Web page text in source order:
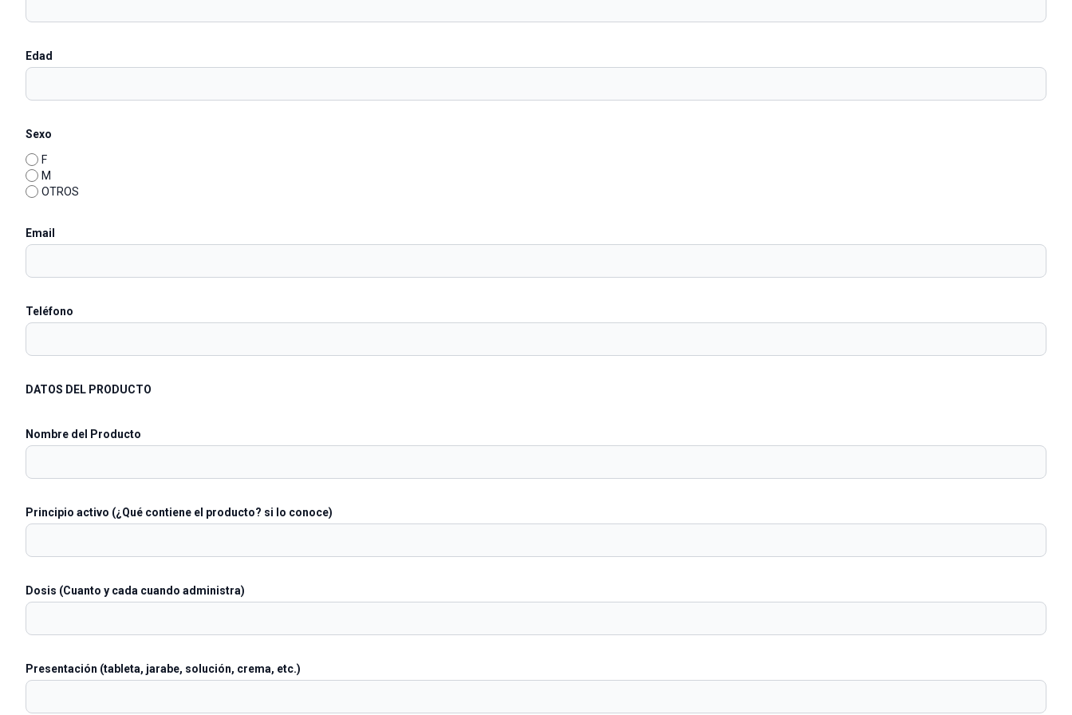
Edad
Sexo
F
M
OTROS
Email
Teléfono
DATOS DEL PRODUCTO
Nombre del Producto
Principio activo (¿Qué contiene el producto? si lo conoce)
Dosis (Cuanto y cada cuando administra)
Presentación (tableta, jarabe, solución, crema, etc.)